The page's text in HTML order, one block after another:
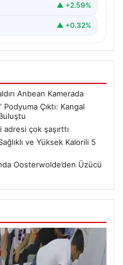
▲ +2.59%
▲ +0.32%
Anbean Kamerada
Podyuma Çıktı: Kangal
adresi çok şaşırttı
ve Yüksek Kalorili 5
Oosterwolde’den Üzücü